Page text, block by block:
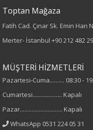
%100 Polyester
Kadın
Kol Tipi
Toptan Mağaza
Fatih Cad. Çınar Sk. Emin Han
Merter- İstanbul +90 212 482
MÜŞTERİ HİZMETLERİ
Pazartesi-Cuma.......... 08:30 -
Cumartesi.................... Kapalı
Pazar............................. Kapalı
WhatsApp 0531 224 05 31